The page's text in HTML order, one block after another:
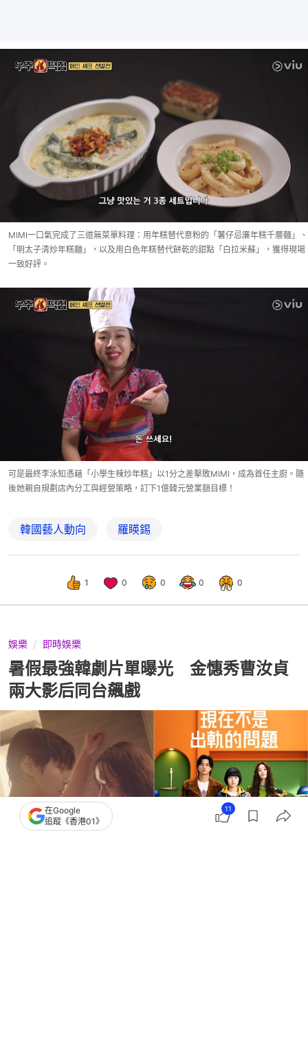
MIMI一口氣完成了三道無菜單料理：用年糕替代意粉的「薯仔忌廉年糕千層麵」、
「明太子清炒年糕麵」，以及用白色年糕替代餅乾的甜點「白拉米蘇」，獲得現場
一致好評。
可是最終李泳知憑藉「小學生辣炒年糕」以1分之差擊敗MIMI，成為首任主廚。隨
後她親自規劃店內分工與經營策略，訂下1億韓元營業額目標！
韓國藝人動向 羅䁐錫
1 0 0 0 0
娛樂 即時娛樂
暑假最強韓劇片單曝光 金憓秀曹汝貞
兩大影后同台飆戲
在Google
追蹤《香港01》
11